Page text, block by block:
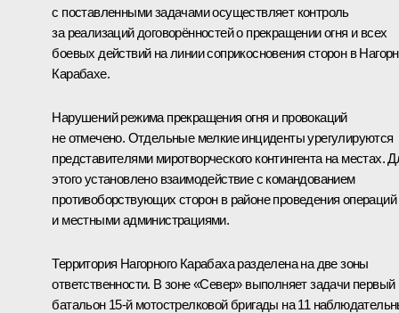
с поставленными задачами осуществляет контроль
за реализаций договорённостей о прекращении огня и всех
боевых действий на линии соприкосновения сторон в
Карабахе.
Нарушений режима прекращения огня и провокаций
не отмечено. Отдельные мелкие инциденты урегулируются
представителями миротворческого контингента на местах.
этого установлено взаимодействие с командованием
противоборствующих сторон в районе проведения операций
и местными администрациями.
Территория Нагорного Карабаха разделена на две зоны
ответственности. В зоне «Север» выполняет задачи первый
батальон 15-й мотострелковой бригады на 11